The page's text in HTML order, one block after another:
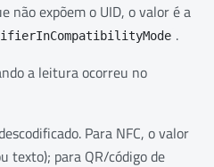
não expõem o UID, o valor é a
.
a leitura ocorreu no
Para NFC, o valor
texto); para QR/código de